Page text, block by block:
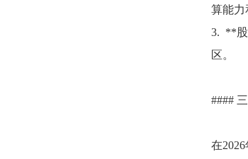
算能力
3. **股
区。
####
在